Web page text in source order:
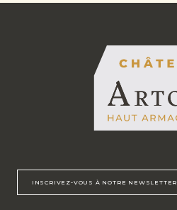
INSCRIVEZ-VOUS À NOTRE NEWSLETTER